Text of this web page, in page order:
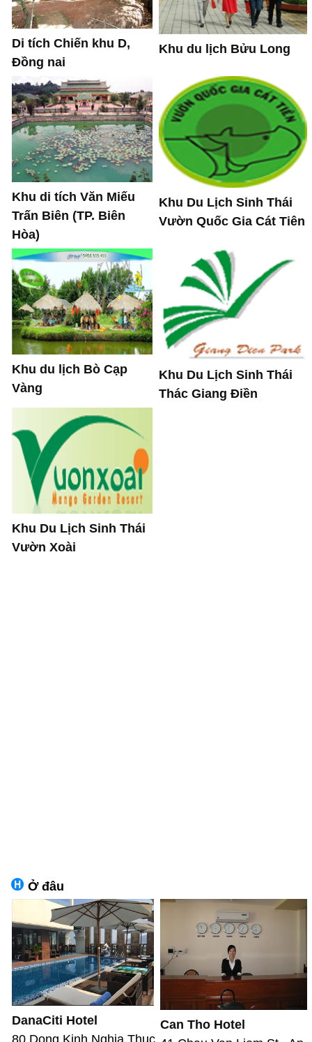
Di tích Chiến khu D,
Đồng nai
Khu du lịch Bửu Long
Khu di tích Văn Miếu
Trấn Biên (TP. Biên
Hòa)
Khu Du Lịch Sinh Thái
Vườn Quốc Gia Cát Tiên
Khu du lịch Bò Cạp
Vàng
Khu Du Lịch Sinh Thái
Thác Giang Điền
Khu Du Lịch Sinh Thái
Vườn Xoài
Ở đâu
DanaCiti Hotel
Can Tho Hotel